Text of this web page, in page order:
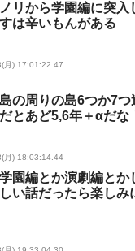
リから学園編に突入
は辛いもんがある
月) 17:01:22.47
の周りの島6つか7つ
とあど5,6年＋αだな
月) 18:03:14.44
園編とか演劇編とか
い話だったら楽しみ